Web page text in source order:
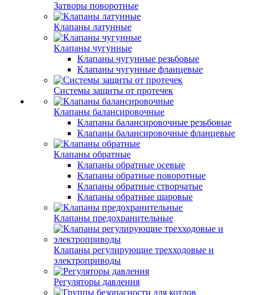
Затворы поворотные
Клапаны латунные
Клапаны чугунные
Клапаны чугунные резьбовые
Клапаны чугунные фланцевые
Системы защиты от протечек
Клапаны балансировочные
Клапаны балансировочные резьбовые
Клапаны балансировочные фланцевые
Клапаны обратные
Клапаны обратные осевые
Клапаны обратные поворотные
Клапаны обратные створчатые
Клапаны обратные шаровые
Клапаны предохранительные
Клапаны регулирующие трехходовые и
электроприводы
Регуляторы давления